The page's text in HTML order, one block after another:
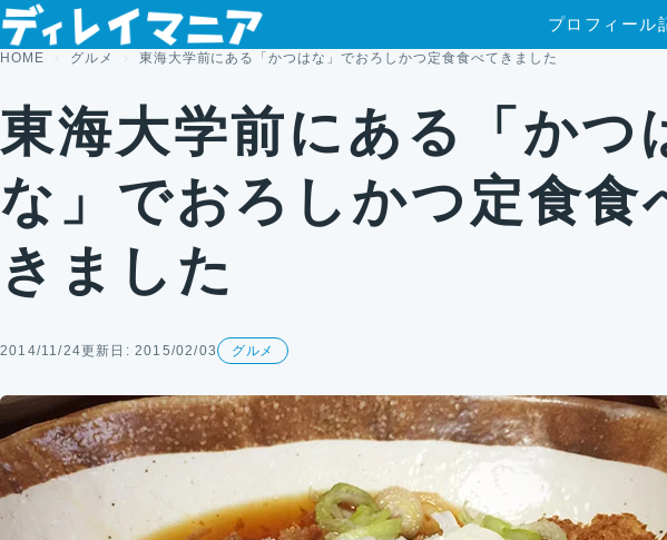
コンテンツへスキップ プロフィール
HOME グルメ 東海大学前にある「かつはな」でおろしかつ定食食べてきました
東海大学前にある「かつ
な」でおろしかつ定食食
きました
2014/11/24更新日: 2015/02/03 グルメ